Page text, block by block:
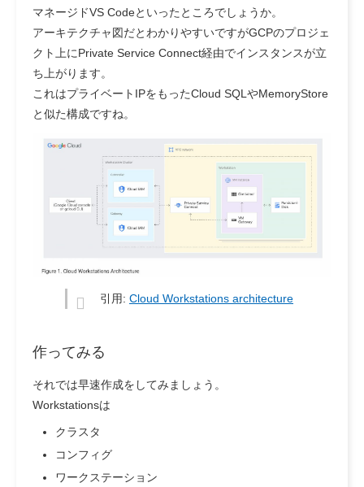
マネージドVS Codeといったところでしょうか。
アーキテクチャ図だとわかりやすいですがGCPのプロジェ
クト上にPrivate Service Connect経由でインスタンスが立
ち上がります。
これはプライベートIPをもったCloud SQLやMemoryStore
と似た構成ですね。
引用: Cloud Workstations architecture
作ってみる
それでは早速作成をしてみましょう。
Workstationsは
クラスタ
コンフィグ
ワークステーション